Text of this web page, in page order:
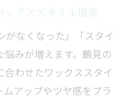
クススタイル提案
がなくなった」「スタイ
みが増えます。鶴見の
わせたワックススタイ
アップやツヤ感をプラ